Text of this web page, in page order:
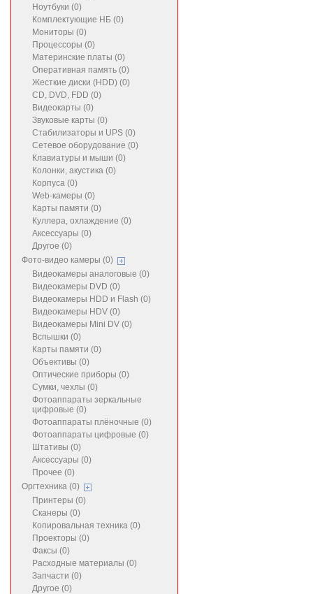
Ноутбуки (0)
Комплектующие НБ (0)
Мониторы (0)
Процессоры (0)
Материнские платы (0)
Оперативная память (0)
Жесткие диски (HDD) (0)
CD, DVD, FDD (0)
Видеокарты (0)
Звуковые карты (0)
Стабилизаторы и UPS (0)
Сетевое оборудование (0)
Клавиатуры и мыши (0)
Колонки, акустика (0)
Корпуса (0)
Web-камеры (0)
Карты памяти (0)
Куллера, охлаждение (0)
Аксессуары (0)
Другое (0)
Фото-видео камеры (0)
Видеокамеры аналоговые (0)
Видеокамеры DVD (0)
Видеокамеры HDD и Flash (0)
Видеокамеры HDV (0)
Видеокамеры Mini DV (0)
Вспышки (0)
Карты памяти (0)
Объективы (0)
Оптические приборы (0)
Сумки, чехлы (0)
Фотоаппараты зеркальные
цифровые (0)
Фотоаппараты плёночные (0)
Фотоаппараты цифровые (0)
Штативы (0)
Аксессуары (0)
Прочее (0)
Оргтехника (0)
Принтеры (0)
Сканеры (0)
Копировальная техника (0)
Проекторы (0)
Факсы (0)
Расходные материалы (0)
Запчасти (0)
Другое (0)